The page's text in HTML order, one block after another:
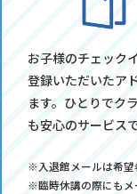
お子様のチェック
登録いただいたア
ます。ひとりでク
も安心のサービスで
※入退館メールは希望
※臨時休講の際にもメ